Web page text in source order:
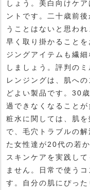
しょう。美白向けケ
ントです。二十歳前
うことはないと思わ
早く取り掛かること
ジングアイテムも繊
しましょう。評判の
レンジングは、肌へ
どよい製品です。30
過できなくなること
粧水に関しては、肌
で、毛穴トラブルの
た女性達が20代の若
スキンケアを実践し
ません。日常で使う
す。自分の肌にぴっ